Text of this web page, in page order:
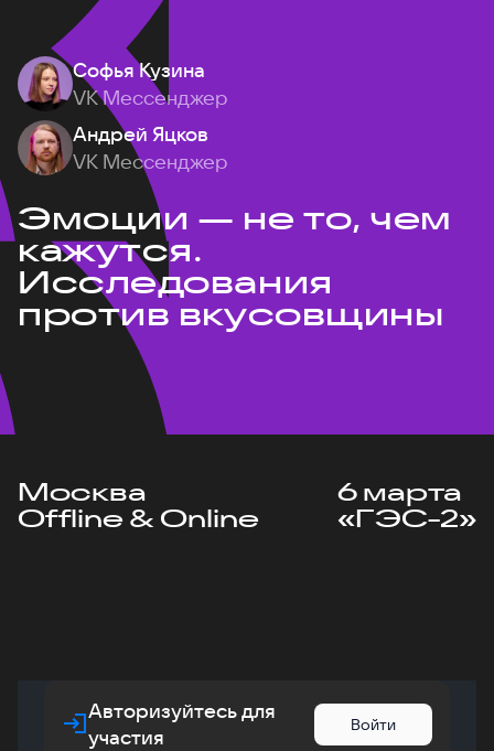
Софья Кузина
VK Мессенджер
Андрей Яцков
VK Мессенджер
Эмоции — не то, чем
кажутся.
Исследования
против вкусовщины
Москва
Offline & Online
6 марта
«ГЭС-2»
Авторизуйтесь для
участия
Войти